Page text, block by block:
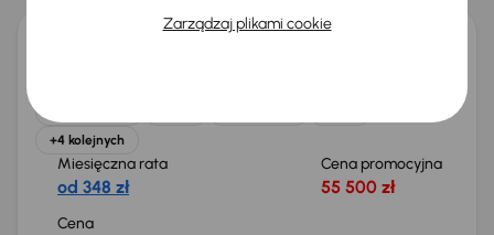
+4 kolejnych
Miesięczna rata
od 348 zł
Cena promocyjna
55 500 zł
Cena
Zarządzaj plikami cookie